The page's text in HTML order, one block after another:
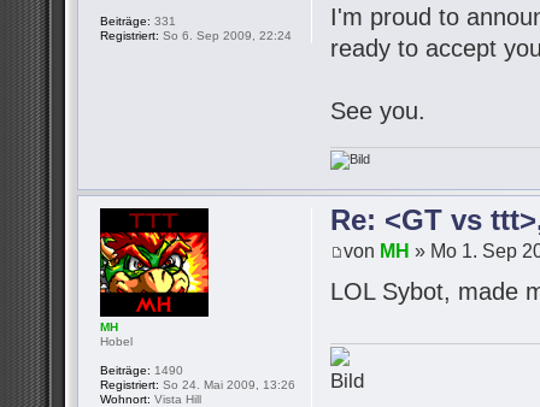
I'm proud to
ready to accept
See you.
Beiträge: 331
Registriert: So 6. Sep 2009, 22:24
Re: <GT vs
von MH » Mo 1. Sep
LOL Sybot, made
MH
Hobel
Beiträge: 1490
Registriert: So 24. Mai 2009, 13:26
Wohnort: Vista Hill